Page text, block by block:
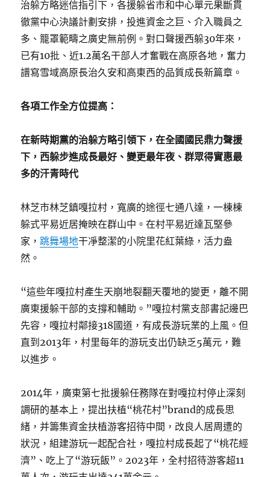
治躲方略迷信指引下，各援躲省市和中心單元果斷貫
徹黨中心決議計劃安排，投進資金之巨、介入職員之
多、籠罩範疇之廣史無前例。對口聲援西躲30年來，
已有10批、近1.2萬名干部人才奮戰在高原各地，奮力
譜寫雪域高原長治久安和高東西的品質成長新篇章。
各項工作全方位提高：
在新時期黨的治躲方略引領下，在全國國民鼎力聲援
下，西躲步進成長最好、變更最年夜、群眾得實惠最
多的汗青時代
林芝市林芝鎮嘎拉村，寬廣的途徑七通八達，一棟棟
躲式平易近居掩映在群山中。在村平易近達瓦堅參
家，跳舞場地干凈整潔的小院里花紅葉綠，活力盎
然。
“這些年嘎拉村產生天崩地裂翻天覆地的變更，離不開
廣東援躲干部的支撐和輔助。”嘎拉村黨支部書記邊巴
先容，嘎拉村鄰接318國道，有成長游玩業的上風。但
直到2013年，村里每年的游玩支出仍缺乏5萬元，難
以進步。
2014年，廣東第七批援躲任務隊在對嘎拉村停止深刻
調研的基本上，提出扶植“桃花村”brand的成長思
緒，并籌集資金扶植游客招待中間，改良人居周遭的
狀況，組建游玩一起配合社，嘎拉村成長起了“桃花經
濟”、吃上了“游玩飯”。2023年，全村招待游客超11